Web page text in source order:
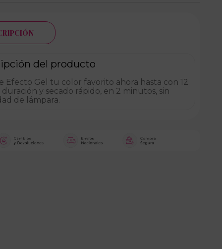
del producto
Efecto Gel tu color favorito ahora hasta con 12
duración y secado rápido, en 2 minutos, sin
de lámpara.